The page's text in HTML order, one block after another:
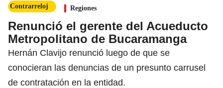
Contrarreloj Regiones
Renunció el gerente del Acueducto
Metropolitano de Bucaramanga
Hernán Clavijo renunció luego de que se
conocieran las denuncias de un presunto carrusel
de contratación en la entidad.